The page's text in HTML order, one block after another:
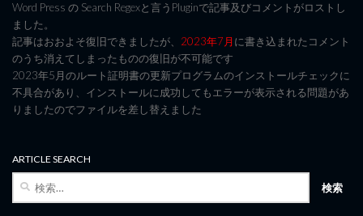
Word Press の Search Regexと言うPluginで記事及びコメントがロストし
ました。
記事はおおよそ復旧できましたが、 2023年7月に書き込まれたコメント
のうち消えてしまったものの復旧が不可能です
2023年5月のルート証明書の更新プログラムのインストールチェックに
不具合があり、インストールに成功してもエラーが表示される問題があ
りましたのでファイルを差し替えました
ARTICLE SEARCH
検